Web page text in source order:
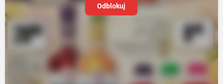
Odblokuj